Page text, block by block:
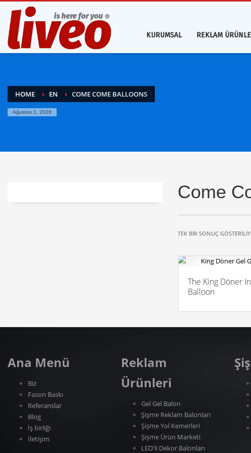
KURUMSAL REKLAM
HOME EN COME COME BALLOONS
Ağustos 1, 2026
Come
TEK BIR SONUÇ
The King Döner
Balloon
Ana Menü
Biz
Fason Baskı
Referanslar
Blog
İş birliği
İletişim
Reklam
Ürünleri
Gel Gel Balon
Şişme Reklam Balonları
Şişme Yol Kemerleri
Şişme Ürün Marketi
LED'li Dekor Balonları